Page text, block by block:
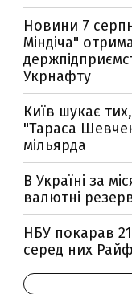
Новини 7
Міндіча"
Укрнафту
Київ шукає
"Тараса
мільярда
В Україні за
валютні
НБУ покарав
серед них